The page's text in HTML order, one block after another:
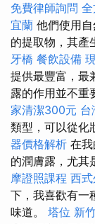
免費律師詢問
宜蘭 他們使用
的提取物，其產
牙橋 餐飲設備
提供最豐富，最
露的作用並不重
家清潔300元 台
類型，可以從化
器價格解析 在
的潤膚露，尤其
摩證照課程 西
下，我喜歡有一
味道。 塔位 新